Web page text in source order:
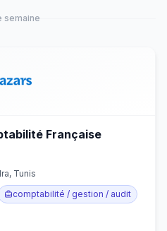
semaine
Française
Tunis
comptabilité / gestion / audit